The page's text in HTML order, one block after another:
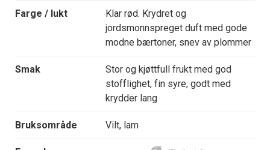
Farge / lukt
Klar rød. Krydret og
jordsmonnspreget duft med gode
modne bærtoner, snev av plommer
Smak
Stor og kjøttfull frukt med god
stofflighet, fin syre, godt med
krydder lang
Bruksområde Vilt, lam